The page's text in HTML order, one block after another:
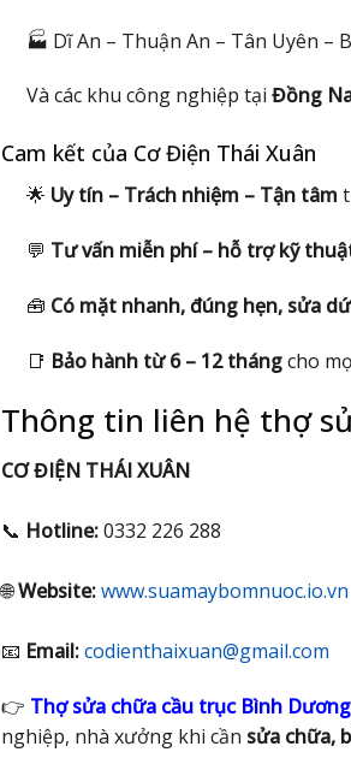
🏭 Dĩ An – Thuận An – Tân Uyên –
Và các khu công nghiệp tại Đồng
Cam kết của Cơ Điện Thái Xuân
🌟 Uy tín – Trách nhiệm – Tận tâm
💬 Tư vấn miễn phí – hỗ trợ kỹ
🧰 Có mặt nhanh, đúng hẹn, sửa
📑 Bảo hành từ 6 – 12 thángcho
Thông tin liên hệ thợ
CƠ ĐIỆN THÁI XUÂN
📞 Hotline:0332 226 288
🌐Website:www.suamaybomnuoc.io.vn
📧 Email:codienthaixuan@gmail.com
👉 Thợ sửa chữa cầu trục Bình Dương
nghiệp, nhà xưởng khi cần sửa chữa,